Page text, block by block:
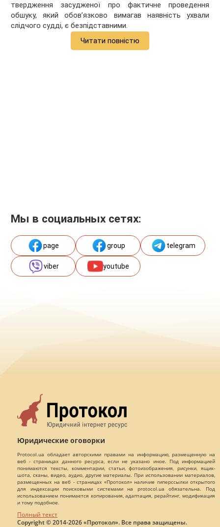
твердження засудженої про фактичне проведення
обшуку, який обов’язково вимагав наявність ухвали
слідчого судді, є безпідставними.
Читати повністю
Мы в социальных сетях:
page group telegram
viber youtube
Юридические оговорки
Protocol.ua обладает авторскими правами на информацию, размещенную на
веб - страницах данного ресурса, если не указано иное. Под информацией
понимаются тексты, комментарии, статьи, фотоизображения, рисунки, ящик-
шота, сканы, видео, аудио, другие материалы. При использовании материалов,
размещенных на веб - страницах «Протокол» наличие гиперссылки открытого
для индексации поисковыми системами на protocol.ua обязательна. Под
использованием понимается копирования, адаптация, рерайтинг, модификация
и тому подобное.
Полный текст
Copyright © 2014-2026 «Протокол». Все права защищены.